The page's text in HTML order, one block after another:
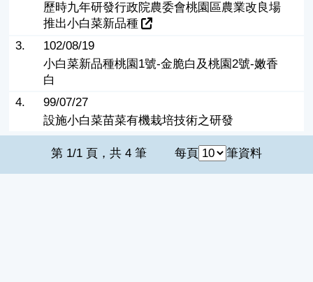
歷時九年研發行政院農委會桃園區農業改良場
推出小白菜新品種
3.
102/08/19
小白菜新品種桃園1號-金脆白及桃園2號-嫩香
白
4.
99/07/27
設施小白菜苗菜有機栽培技術之研發
第 1/1 頁，共 4 筆 每頁 筆資料